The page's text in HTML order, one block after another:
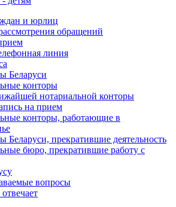
и юрлиц
обращений
линия
Беларуси
конторы
нотариальной конторы
на прием
конторы, работающие в
Беларуси, прекратившие деятельность
бюро, прекратившие работу с
вопросы